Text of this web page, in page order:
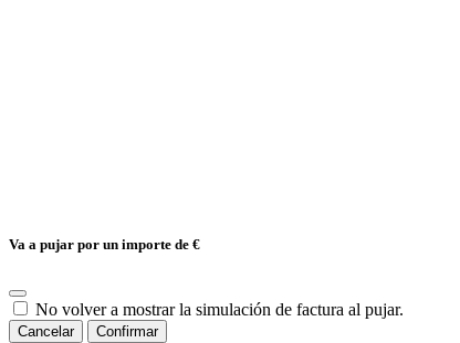
Va a pujar por un importe de €
No volver a mostrar la simulación de factura al pujar.
Cancelar Confirmar